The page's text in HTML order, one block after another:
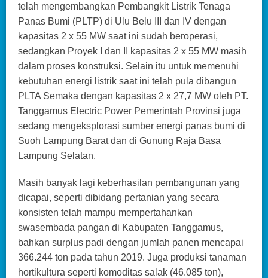
telah mengembangkan Pembangkit Listrik Tenaga
Panas Bumi (PLTP) di Ulu Belu III dan IV dengan
kapasitas 2 x 55 MW saat ini sudah beroperasi,
sedangkan Proyek I dan II kapasitas 2 x 55 MW masih
dalam proses konstruksi. Selain itu untuk memenuhi
kebutuhan energi listrik saat ini telah pula dibangun
PLTA Semaka dengan kapasitas 2 x 27,7 MW oleh PT.
Tanggamus Electric Power Pemerintah Provinsi juga
sedang mengeksplorasi sumber energi panas bumi di
Suoh Lampung Barat dan di Gunung Raja Basa
Lampung Selatan.
Masih banyak lagi keberhasilan pembangunan yang
dicapai, seperti dibidang pertanian yang secara
konsisten telah mampu mempertahankan
swasembada pangan di Kabupaten Tanggamus,
bahkan surplus padi dengan jumlah panen mencapai
366.244 ton pada tahun 2019. Juga produksi tanaman
hortikultura seperti komoditas salak (46.085 ton),